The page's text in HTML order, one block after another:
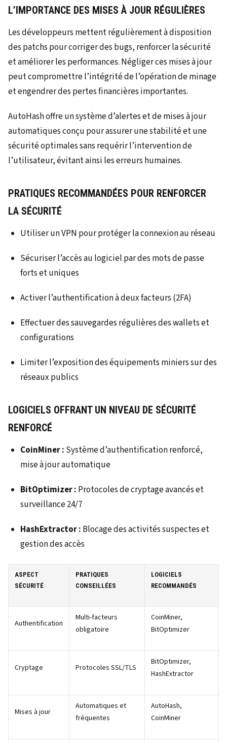
L’IMPORTANCE DES MISES À JOUR RÉGULIÈRES
Les développeurs mettent régulièrement à disposition
des patchs pour corriger des bugs, renforcer la sécurité
et améliorer les performances. Négliger ces mises à jour
peut compromettre l’intégrité de l’opération de minage
et engendrer des pertes financières importantes.
AutoHash offre un système d’alertes et de mises à jour
automatiques conçu pour assurer une stabilité et une
sécurité optimales sans requérir l’intervention de
l’utilisateur, évitant ainsi les erreurs humaines.
PRATIQUES RECOMMANDÉES POUR RENFORCER
LA SÉCURITÉ
Utiliser un VPN pour protéger la connexion au réseau
Sécuriser l’accès au logiciel par des mots de passe
forts et uniques
Activer l’authentification à deux facteurs (2FA)
Effectuer des sauvegardes régulières des wallets et
configurations
Limiter l’exposition des équipements miniers sur des
réseaux publics
LOGICIELS OFFRANT UN NIVEAU DE SÉCURITÉ
RENFORCÉ
CoinMiner : Système d’authentification renforcé,
mise à jour automatique
BitOptimizer : Protocoles de cryptage avancés et
surveillance 24/7
HashExtractor : Blocage des activités suspectes et
gestion des accès
ASPECT
SÉCURITÉ
PRATIQUES
CONSEILLÉES
LOGICIELS
RECOMMANDÉS
Authentification
Multi-facteurs
obligatoire
CoinMiner,
BitOptimizer
Cryptage Protocoles SSL/TLS
BitOptimizer,
HashExtractor
Mises à jour
Automatiques et
fréquentes
AutoHash,
CoinMiner